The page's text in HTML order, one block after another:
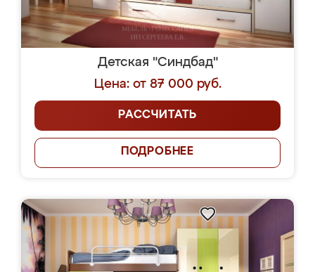
Детская "Синдбад"
Цена: от 87 000 руб.
РАССЧИТАТЬ
ПОДРОБНЕЕ